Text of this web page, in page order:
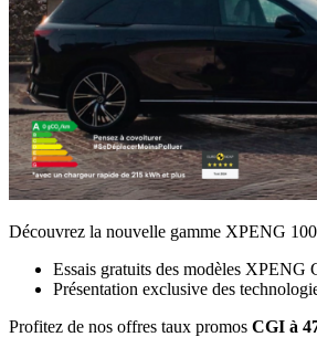
Découvrez la nouvelle gamme XPENG
Essais gratuits des modèles XPENG
Présentation exclusive des
Profitez de nos offres taux promos CGI à